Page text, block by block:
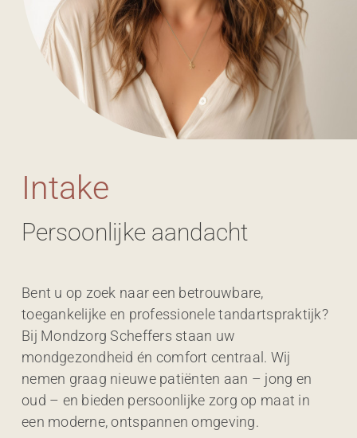
Intake
Persoonlijke aandacht
Bent u op zoek naar een betrouwbare,
toegankelijke en professionele tandartspraktijk?
Bij Mondzorg Scheffers staan uw
mondgezondheid én comfort centraal. Wij
nemen graag nieuwe patiënten aan – jong en
oud – en bieden persoonlijke zorg op maat in
een moderne, ontspannen omgeving.